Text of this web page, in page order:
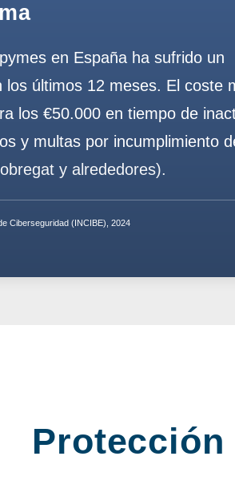
en España ha sufrido un
los últimos 12 meses. El coste
los €50.000 en tiempo de
y multas por incumplimiento
y alrededores).
Ciberseguridad (INCIBE), 2024